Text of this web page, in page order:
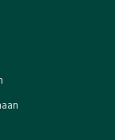
keberlanjutan,